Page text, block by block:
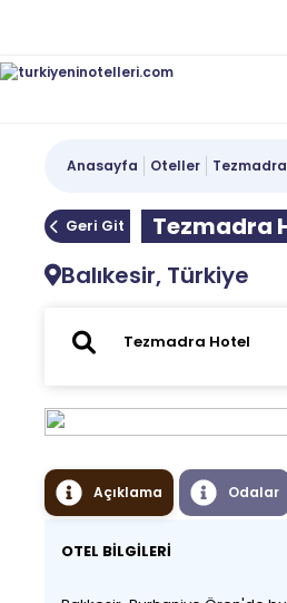
Anasayfa Oteller
Geri Git
Tezmadra
Balıkesir, Türkiye
Açıklama Odalar
OTEL BİLGİLERİ